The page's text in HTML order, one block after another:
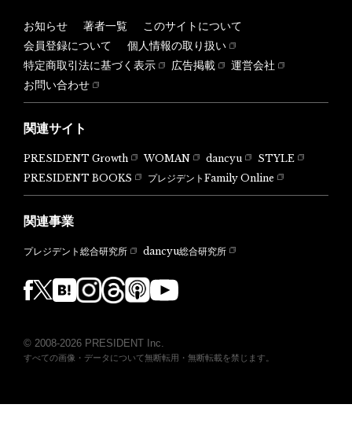
お知らせ 著者一覧
このサイトについて
会員登録について
個人情報の取り扱い
特定商取引法に基づく表示
広告掲載
運営会社
お問い合わせ
関連サイト
PRESIDENT Growth WOMAN dancyu
STYLE
PRESIDENT BOOKS
プレジデントFamily Online
関連事業
プレジデント総合研究所 dancyu総合研究所
© 2008-2026 PRESIDENT Inc.
すべての画像・データについて無断転用・無断転載を禁じます。